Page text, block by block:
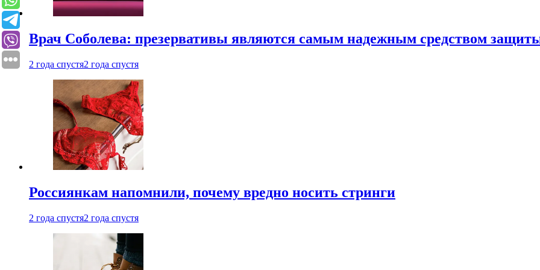
Врач Соболева: презервативы являются самым надежным средством
2 года спустя2 года спустя
Россиянкам напомнили, почему вредно носить стринги
2 года спустя2 года спустя